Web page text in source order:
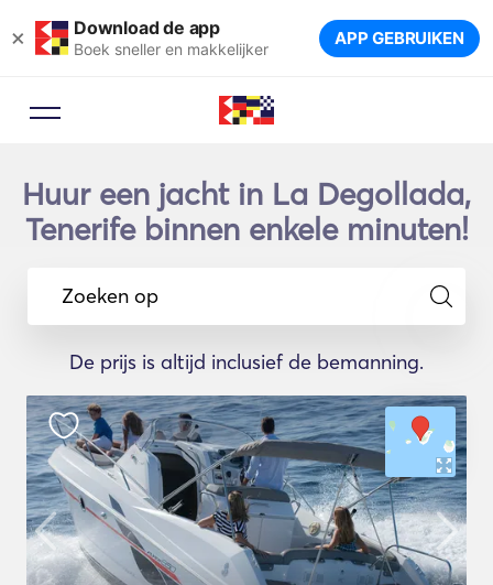
× Download de app
Boek sneller en makkelijker APP GEBRUIKEN
Huur een jacht in La Degollada,
Tenerife binnen enkele minuten!
Zoeken op
De prijs is altijd inclusief de bemanning.